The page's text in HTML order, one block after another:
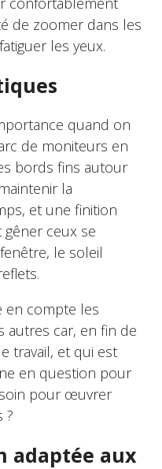
de zoomer dans les
les yeux.
quand on
de moniteurs en
bords fins autour
la
et une finition
gêner ceux se
le soleil
en compte les
autres car, en fin de
travail, et qui est
en question pour
pour œuvrer
?
adaptée aux